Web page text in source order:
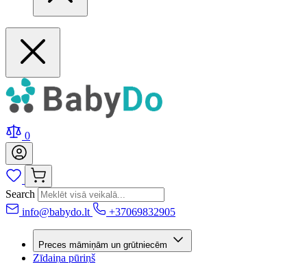
0
Search
info@babydo.lt
+37069832905
Preces māmiņām un grūtniecēm
Zīdaiņa pūriņš